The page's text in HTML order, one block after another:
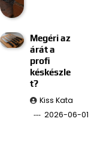
Megéri az
árát a
profi
késkészle
t?
Kiss Kata
2026-06-01